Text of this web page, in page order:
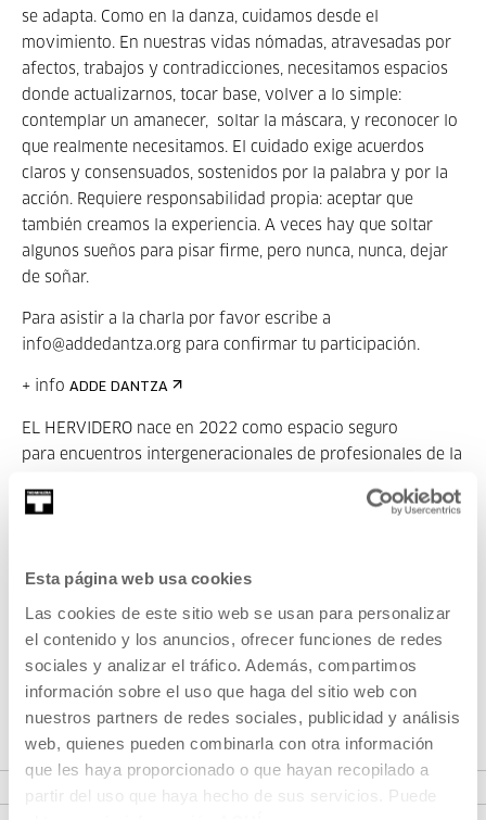
Esta página web usa cookies
Las cookies de este sitio web se usan para personalizar
el contenido y los anuncios, ofrecer funciones de redes
sociales y analizar el tráfico. Además, compartimos
información sobre el uso que haga del sitio web con
nuestros partners de redes sociales, publicidad y análisis
web, quienes pueden combinarla con otra información
que les haya proporcionado o que hayan recopilado a
partir del uso que haya hecho de sus servicios. Puede
se adapta. Como en la danza, cuidamos desde el
movimiento. En nuestras vidas nómadas, atravesadas por
afectos, trabajos y contradicciones, necesitamos espacios
donde actualizarnos, tocar base, volver a lo simple:
contemplar un amanecer, soltar la máscara, y reconocer lo
que realmente necesitamos. El cuidado exige acuerdos
claros y consensuados, sostenidos por la palabra y por la
acción. Requiere responsabilidad propia: aceptar que
también creamos la experiencia. A veces hay que soltar
algunos sueños para pisar firme, pero nunca, nunca, dejar
de soñar.
Para asistir a la charla por favor escribe a
info@addedantza.org para confirmar tu participación.
+ info ADDE DANTZA
EL HERVIDERO nace en 2022 como espacio seguro
para encuentros intergeneracionales de profesionales de la
los primeros encuentros en Sala Baratza y
impulsaron propuestas, como la creación de un Fanzine y
también se realizaron los encuentros MASA en Vitoria-
Gasteiz con apoyo del Teatro Principal. En junio de 2024, el
proyecto participó en “Caminos del deseo”, en el Pasaiako
Dantza Festibala 2024 presentando el
Fanzine, reafirmando su valor como red activa y en
evolución.